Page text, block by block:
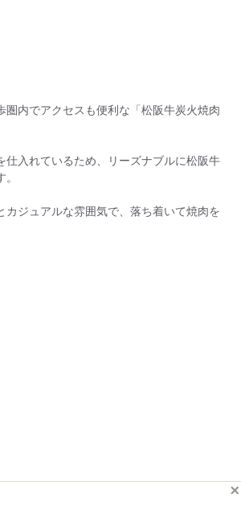
圏内でアクセスも便利な「松阪牛炭火焼肉
仕入れているため、リーズナブルに松阪牛
カジュアルな雰囲気で、落ち着いて焼肉を